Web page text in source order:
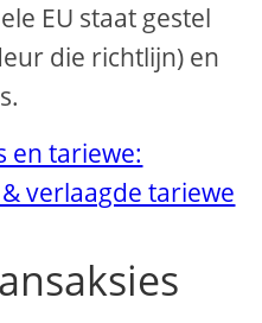
EU staat gestel
die richtlijn) en
en tariewe:
verlaagde tariewe